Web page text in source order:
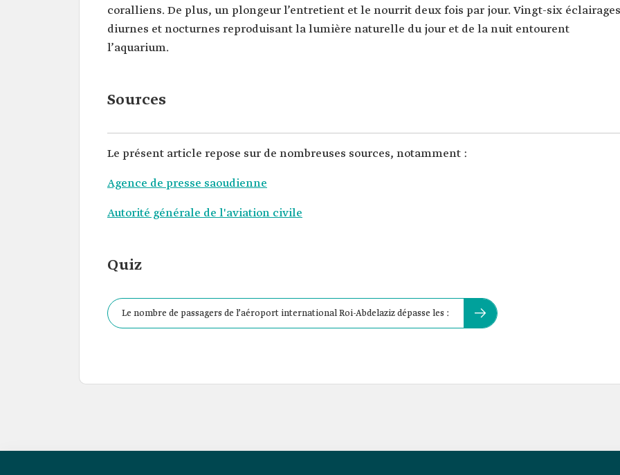
coralliens. De plus, un plongeur l’entretient et le nourrit deux fois par jour. Vingt-six éclairages
diurnes et nocturnes reproduisant la lumière naturelle du jour et de la nuit entourent
l’aquarium.
Sources
Le présent article repose sur de nombreuses sources, notamment :
Agence de presse saoudienne
Autorité générale de l'aviation civile
Quiz
Le nombre de passagers de l’aéroport international Roi-Abdelaziz dépasse les :